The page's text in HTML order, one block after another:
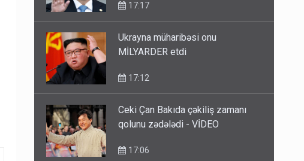
17:17
Ukrayna müharibəsi onu
MİLYARDER etdi
17:12
Ceki Çan Bakıda çəkiliş zamanı
qolunu zədələdi - VİDEO
17:06